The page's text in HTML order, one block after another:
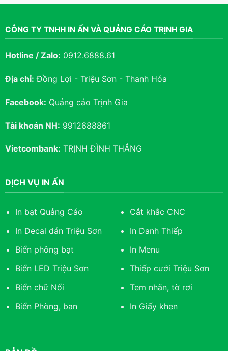
CÔNG TY TNHH IN ẤN VÀ QUẢNG CÁO TRỊNH GIA
Hotline / Zalo: 0912.6888.61
Địa chỉ: Đồng Lợi - Triệu Sơn - Thanh Hóa
Facebook: Quảng cáo Trịnh Gia
Tài khoản NH: 9912688861
Vietcombank: TRỊNH ĐÌNH THẮNG
DỊCH VỤ IN ẤN
In bạt Quảng Cáo
In Decal dán Triệu Sơn
Biển phông bạt
Biển LED Triệu Sơn
Biển chữ Nổi
Biển Phòng, ban
Cắt khắc CNC
In Danh Thiếp
In Menu
Thiếp cưới Triệu Sơn
Tem nhãn, tờ rơi
In Giấy khen